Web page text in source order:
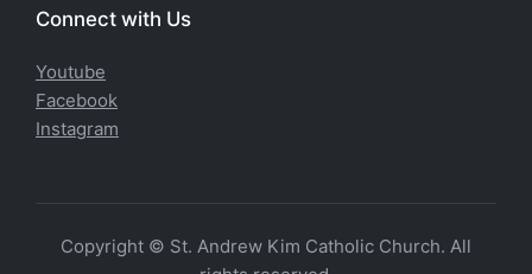
Connect with Us
Youtube
Facebook
Instagram
Copyright © St. Andrew Kim Catholic Church. All